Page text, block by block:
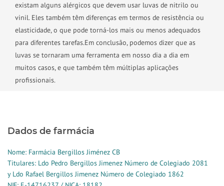
existam alguns alérgicos que devem usar luvas de nitrilo ou
vinil. Eles também têm diferenças em termos de resistência ou
elasticidade, o que pode torná-los mais ou menos adequados
para diferentes tarefas.Em conclusão, podemos dizer que as
luvas se tornaram uma ferramenta em nosso dia a dia em
muitos casos, e que também têm múltiplas aplicações
profissionais.
Dados de farmácia
Nome: Farmácia Bergillos Jiménez CB
Titulares: Ldo Pedro Bergillos Jimenez Número de Colegiado 2081
y Ldo Rafael Bergillos Jimenez Número de Colegiado 1862